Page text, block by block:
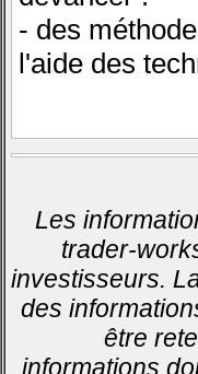
- des
l'aide des
Les
trader-
investisseurs.
des
être